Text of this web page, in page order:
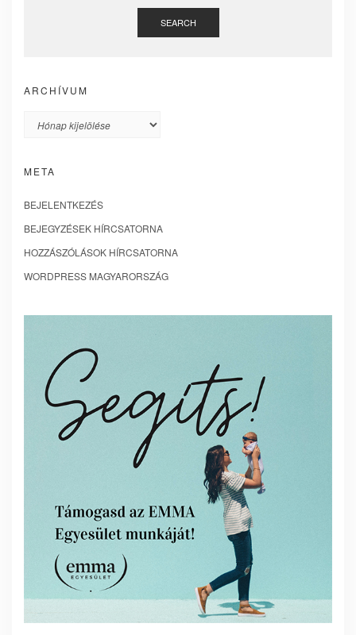
SEARCH
ARCHÍVUM
Archívum
META
BEJELENTKEZÉS
BEJEGYZÉSEK HÍRCSATORNA
HOZZÁSZÓLÁSOK HÍRCSATORNA
WORDPRESS MAGYARORSZÁG